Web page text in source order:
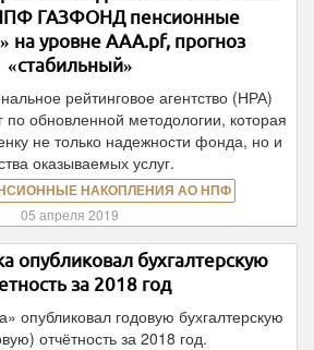
ГАЗФОНД пенсионные
на уровне ААА.pf, прогноз
«стабильный»
рейтинговое агентство (НРА)
по обновленной методологии, которая
не только надежности фонда, но и
оказываемых услуг.
НАКОПЛЕНИЯ АО НПФ
05 апреля 2019
опубликовал бухгалтерскую
за 2018 год
годовую бухгалтерскую
отчётность за 2018 год.